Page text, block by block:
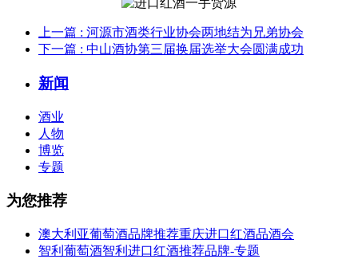
上一篇 : 河源市酒类行业协会两地结为兄弟协会
下一篇 : 中山酒协第三届换届选举大会圆满成功
新闻
酒业
人物
博览
专题
为您推荐
澳大利亚葡萄酒品牌推荐重庆进口红酒品酒会
智利葡萄酒智利进口红酒推荐品牌-专题